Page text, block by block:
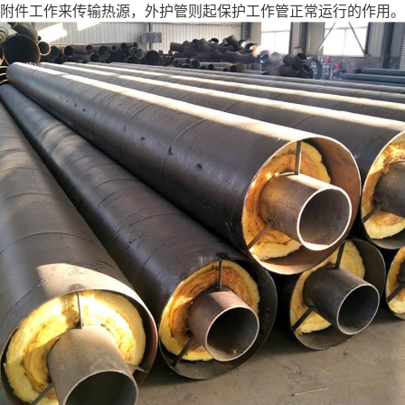
附件工作来传输热源，外护管则起保护工作管正常运行的作用。